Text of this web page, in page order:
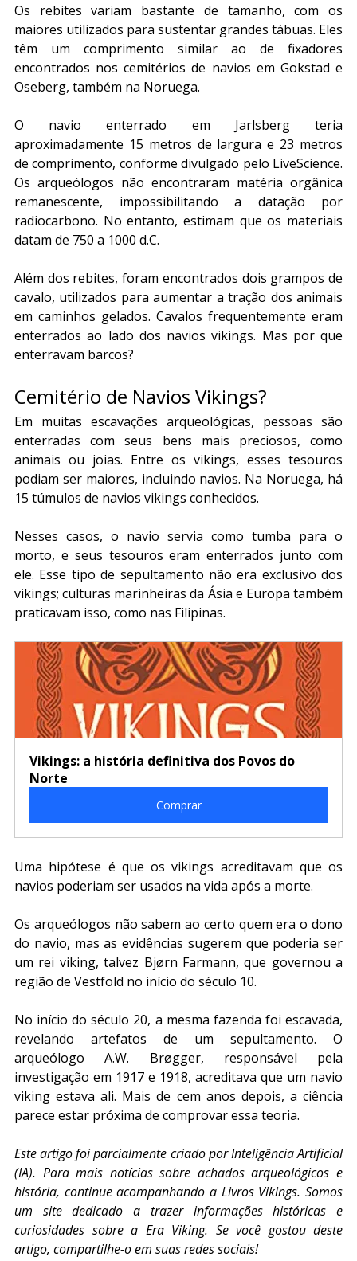
Os rebites variam bastante de tamanho, com os
maiores utilizados para sustentar grandes tábuas. Eles
têm um comprimento similar ao de fixadores
encontrados nos cemitérios de navios em Gokstad e
Oseberg, também na Noruega.
O navio enterrado em Jarlsberg teria
aproximadamente 15 metros de largura e 23 metros
de comprimento, conforme divulgado pelo LiveScience.
Os arqueólogos não encontraram matéria orgânica
remanescente, impossibilitando a datação por
radiocarbono. No entanto, estimam que os materiais
datam de 750 a 1000 d.C.
Além dos rebites, foram encontrados dois grampos de
cavalo, utilizados para aumentar a tração dos animais
em caminhos gelados. Cavalos frequentemente eram
enterrados ao lado dos navios vikings. Mas por que
enterravam barcos?
Cemitério de Navios Vikings?
Em muitas escavações arqueológicas, pessoas são
enterradas com seus bens mais preciosos, como
animais ou joias. Entre os vikings, esses tesouros
podiam ser maiores, incluindo navios. Na Noruega, há
15 túmulos de navios vikings conhecidos.
Nesses casos, o navio servia como tumba para o
morto, e seus tesouros eram enterrados junto com
ele. Esse tipo de sepultamento não era exclusivo dos
vikings; culturas marinheiras da Ásia e Europa também
praticavam isso, como nas Filipinas.
Vikings: a história definitiva dos Povos do
Norte
Comprar
Uma hipótese é que os vikings acreditavam que os
navios poderiam ser usados na vida após a morte.
Os arqueólogos não sabem ao certo quem era o dono
do navio, mas as evidências sugerem que poderia ser
um rei viking, talvez Bjørn Farmann, que governou a
região de Vestfold no início do século 10.
No início do século 20, a mesma fazenda foi escavada,
revelando artefatos de um sepultamento. O
arqueólogo A.W. Brøgger, responsável pela
investigação em 1917 e 1918, acreditava que um navio
viking estava ali. Mais de cem anos depois, a ciência
parece estar próxima de comprovar essa teoria.
Este artigo foi parcialmente criado por Inteligência Artificial
(IA). Para mais notícias sobre achados arqueológicos e
história, continue acompanhando a Livros Vikings. Somos
um site dedicado a trazer informações históricas e
curiosidades sobre a Era Viking. Se você gostou deste
artigo, compartilhe-o em suas redes sociais!